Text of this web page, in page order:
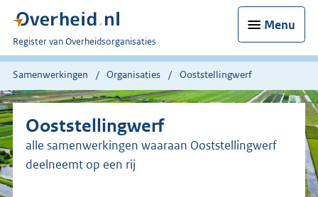
Menu
U
bent
nu
Register van Overheidsorganisaties
Samenwerkingen Organisaties Ooststellingwerf
Ooststellingwerf
alle samenwerkingen waaraan Ooststellingwerf
deelneemt op een rij